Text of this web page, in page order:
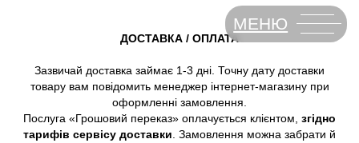
ДОСТАВКА / ОПЛАТА
Зазвичай доставка займає 1-3 дні. Точну дату доставки
товару вам повідомить менеджер інтернет-магазину при
оформленні замовлення.
Послуга «Грошовий переказ» оплачується клієнтом, згідно
тарифів сервісу доставки . Замовлення можна забрати й